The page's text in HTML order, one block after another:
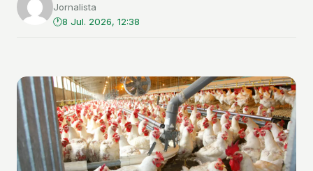
Jornalista
8 Jul. 2026, 12:38